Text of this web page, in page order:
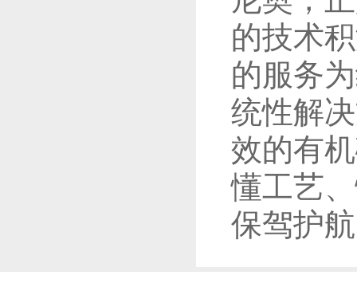
的技术
的服务
统性解
效的有
懂工艺
保驾护